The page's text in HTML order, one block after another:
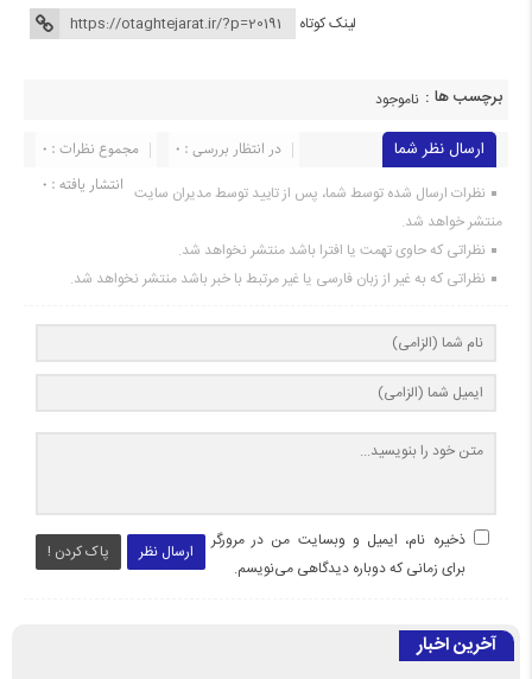
لینک کوتاه
برچسب ها : ناموجود
ارسال نظر شما مجموع نظرات : 0
در انتظار بررسی : 0
انتشار یافته : 0 نظرات ارسال شده توسط شما، پس از تایید توسط مدیران سایت
منتشر خواهد شد.
نظراتی که حاوی تهمت یا افترا باشد منتشر نخواهد شد.
نظراتی که به غیر از زبان فارسی یا غیر مرتبط با خبر باشد منتشر نخواهد شد.
ارسال نظر پاک کردن !
ذخیره نام، ایمیل و وبسایت من در مرورگر
برای زمانی که دوباره دیدگاهی می‌نویسم.
آخرین اخبار